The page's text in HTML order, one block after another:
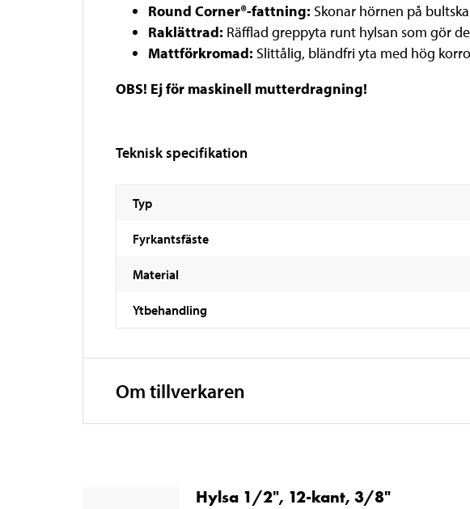
Round Corner®-fattning: Skonar hörnen på
Raklättrad: Räfflad greppyta runt hylsan som gör
Mattförkromad: Slittålig, bländfri yta med hög
OBS! Ej för maskinell mutterdragning!
Teknisk specifikation
Typ
Fyrkantsfäste
Material
Ytbehandling
Om tillverkaren
Hylsa 1/2", 12-kant, 3/8"